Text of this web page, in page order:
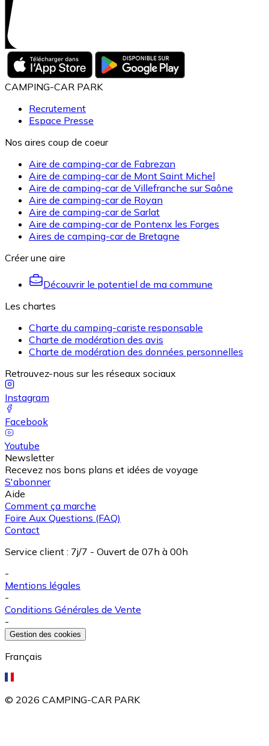
CAMPING-CAR PARK
Recrutement
Espace Presse
Nos aires coup de coeur
Aire de camping-car de Fabrezan
Aire de camping-car de Mont Saint Michel
Aire de camping-car de Villefranche sur Saône
Aire de camping-car de Royan
Aire de camping-car de Sarlat
Aire de camping-car de Pontenx les Forges
Aires de camping-car de Bretagne
Créer une aire
Découvrir le potentiel de ma commune
Les chartes
Charte du camping-cariste responsable
Charte de modération des avis
Charte de modération des données personnelles
Retrouvez-nous sur les réseaux sociaux
Instagram
Facebook
Youtube
Newsletter
Recevez nos bons plans et idées de voyage
S'abonner
Aide
Comment ça marche
Foire Aux Questions (FAQ)
Contact
Service client : 7j/7 - Ouvert de 07h à 00h
-
Mentions légales
-
Conditions Générales de Vente
-
Gestion des cookies
Français
© 2026 CAMPING-CAR PARK